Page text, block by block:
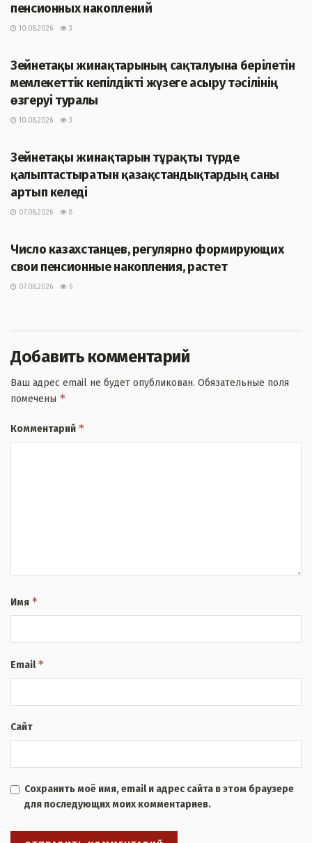
пенсионных накоплений
10.08.2026
3
Зейнетақы жинақтарының сақталуына берілетін
мемлекеттік кепілдікті жүзеге асыру тәсілінің
өзгеруі туралы
10.08.2026
3
Зейнетақы жинақтарын тұрақты түрде
қалыптастыратын қазақстандықтардың саны
артып келеді
07.08.2026
8
Число казахстанцев, регулярно формирующих
свои пенсионные накопления, растет
07.08.2026 6
Добавить комментарий
Ваш адрес email не будет опубликован. Обязательные поля
помечены *
Комментарий *
Имя *
Email*
Сайт
Сохранить моё имя, email и адрес сайта в этом браузере
для последующих моих комментариев.